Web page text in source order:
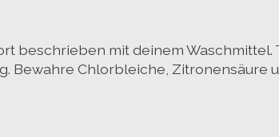
beschrieben mit deinem Waschmittel.
Bewahre Chlorbleiche, Zitronensäure